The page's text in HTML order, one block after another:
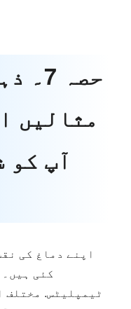
حصہ
مثالیں
آپ کو
اپنے دماغ کی
کئی ہیں۔
ٹیمپلیٹس. مختلف